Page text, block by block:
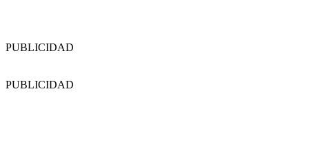
PUBLICIDAD
PUBLICIDAD